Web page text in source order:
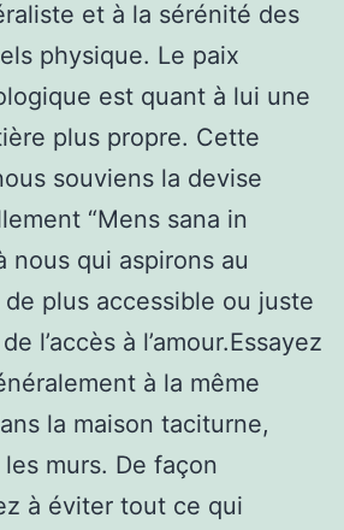
et à la sérénité des
physique. Le paix
est quant à lui une
plus propre. Cette
souviens la devise
“Mens sana in
nous qui aspirons au
plus accessible ou juste
l’accès à l’amour.Essayez
à la même
la maison taciturne,
murs. De façon
à éviter tout ce qui